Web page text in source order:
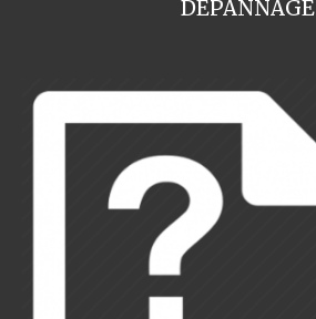
DEPANNAGE